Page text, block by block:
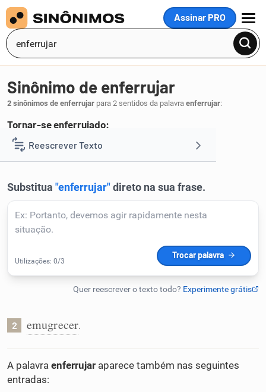
Assinar PRO
MENU
Reescrever Texto
Corrigir Texto
Humanizador de IA
Conexões
Sinônimo de enferrujar
2 sinônimos de enferrujar para 2 sentidos da palavra enferrujar:
Tornar-se enferrujado:
1 oxidar.
2 emugrecer.
A palavra enferrujar aparece também nas seguintes
entradas: